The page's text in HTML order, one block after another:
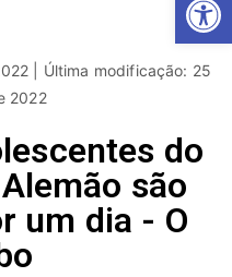
| Última modificação: 25
2022
do
são
um dia - O